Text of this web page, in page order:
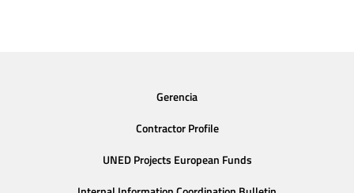
Gerencia
Contractor Profile
UNED Projects European Funds